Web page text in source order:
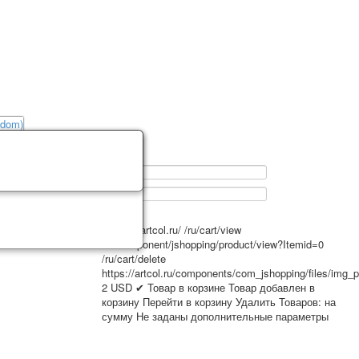
https://artcol.ru/ /ru/cart/view
/ru/component/jshopping/product/view?Itemid=0
/ru/cart/delete
https://artcol.ru/components/com_jshopping/files/
2 USD ✔ Товар в корзине Товар добавлен в
корзину Перейти в корзину Удалить Товаров: на
сумму Не заданы дополнительные параметры